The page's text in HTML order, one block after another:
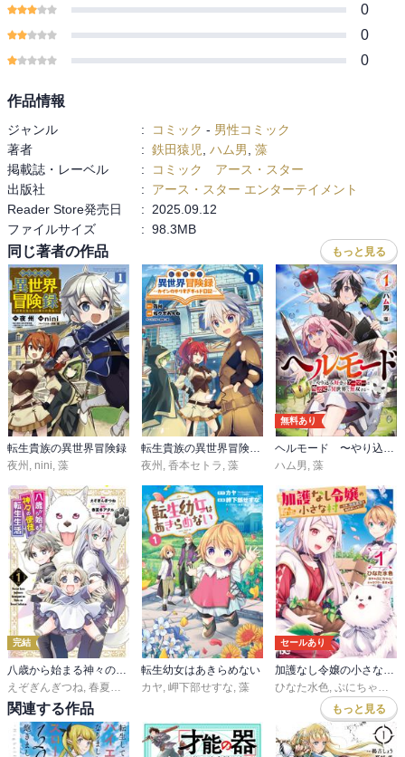
0
0
0
作品情報
ジャンル : コミック - 男性コミック
著者
: 鉄田猿児 ハム男
藻
掲載誌・レーベル
:
コミック アース・スター
出版社
:
アース・スター エンターテイメント
Reader Store発売日
:
2025.09.12
ファイルサイズ
: 98.3MB
同じ著者の作品 もっと見る
転生貴族の異世界冒険録
夜州 , nini, 藻
転生貴族の異世界冒険録～カインのやりすぎギルド日記～
夜州 , 香本セトラ , 藻
無料あり
ヘルモード 〜やり込み好きのゲーマーは廃設定の異世界で無双する〜
ハム男, 藻
完結
えぞぎんぎつね 春夏冬アタル ,藻
転生幼女はあきらめない
カヤ 岬下部せすな 藻
セールあり
ひなた水色 ぷにちゃん
関連する作品 もっと見る